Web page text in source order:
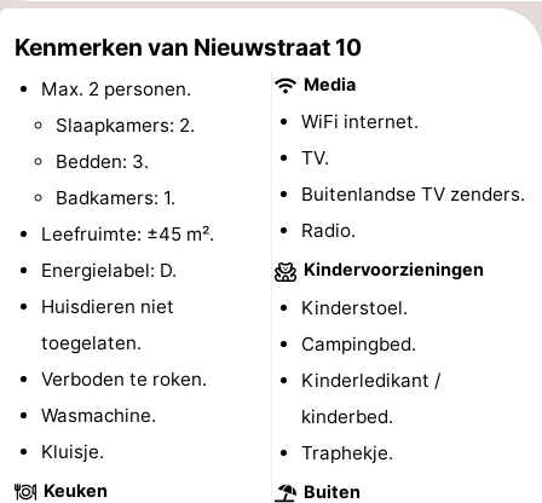
Paardrijden
-
Golfbanen
-
Delta-
en
paravliegen
en
drinken
Evenementen
Ringrijden
Zoutelande
Actief
Praktisch
Forum
Kenmerken van Nieuwstraat 10
Max. 2 personen.
Slaapkamers: 2.
Bedden: 3.
Badkamers: 1.
Leefruimte: ±45 m².
Energielabel: D.
Huisdieren niet
toegelaten.
Verboden te roken.
Wasmachine.
Kluisje.
Keuken
Media
WiFi internet.
TV.
Buitenlandse TV zenders.
Radio.
Kindervoorzieningen
Kinderstoel.
Campingbed.
Kinderledikant /
kinderbed.
Traphekje.
Buiten